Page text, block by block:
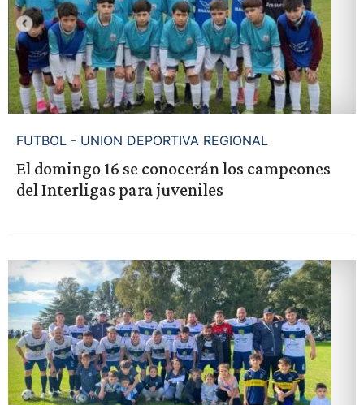
FUTBOL - UNION DEPORTIVA REGIONAL
El domingo 16 se conocerán los campeones
del Interligas para juveniles